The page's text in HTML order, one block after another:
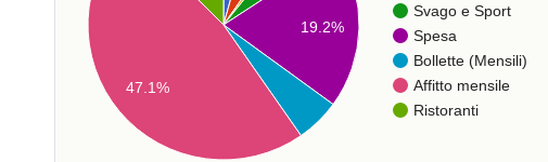
Svago e Sport
Spesa
Bollette (Mensili)
Affitto mensile
Ristoranti
19.2%
47.1%